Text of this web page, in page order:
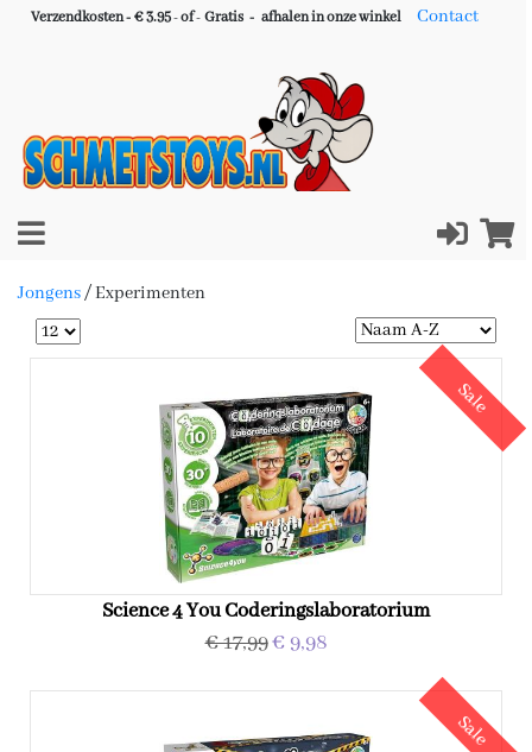
Verzendkosten - € 3.95-of- Gratis - afhalen in onze winkel Contact
Jongens/Experimenten
Sale
Science 4 You Coderingslaboratorium
€ 17,99€ 9,98
Sale